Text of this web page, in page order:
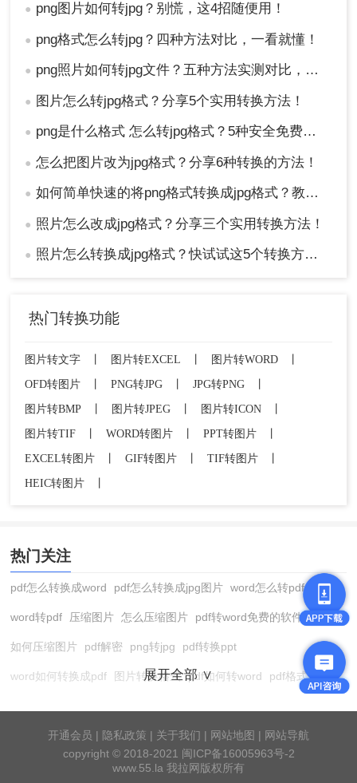
● png图片如何转jpg？别慌，这4招随便用！
● png格式怎么转jpg？四种方法对比，一看就懂！
● png照片如何转jpg文件？五种方法实测对比，附各场景最优选!！
● 图片怎么转jpg格式？分享5个实用转换方法！
● png是什么格式 怎么转jpg格式？5种安全免费转换方法全解析！
● 怎么把图片改为jpg格式？分享6种转换的方法！
● 如何简单快速的将png格式转换成jpg格式？教你三招快速转格式！
● 照片怎么改成jpg格式？分享三个实用转换方法！
● 照片怎么转换成jpg格式？快试试这5个转换方法！
热门转换功能
图片转文字 图片转EXCEL 图片转WORD
OFD转图片
PNG转JPG JPG转PNG
图片转BMP
图片转JPEG 图片转ICON
图片转TIF
WORD转图片 PPT转图片
EXCEL转图片
GIF转图片 TIF转图片
HEIC转图片
热门关注
pdf怎么转换成word pdf怎么转换成jpg图片 word怎么转pdf
word转pdf 压缩图片 怎么压缩图片 pdf转word免费的软件
如何压缩图片 pdf解密 png转jpg pdf转换ppt
word如何转换成pdf 图片转换格式 pdf如何转word pdf格式转换
pdf转cad 图片压缩软件 jpg转换成pdf 在线word转pdf
pdf转word工具 pdf压缩 pdf转word pdf转ppt
展开全部 ∨
开通会员 | 隐私政策 | 关于我们 | 网站地图 | 网站导航
copyright © 2018-2021 闽ICP备16005963号-2
www.55.la 我拉网版权所有